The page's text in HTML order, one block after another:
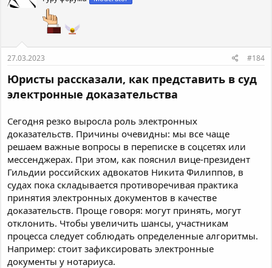
27.03.2023 #184
Юристы рассказали, как представить в суд
электронные доказательства
Сегодня резко выросла роль электронных
доказательств. Причины очевидны: мы все чаще
решаем важные вопросы в переписке в соцсетях или
мессенджерах. При этом, как пояснил вице-президент
Гильдии российских адвокатов Никита Филиппов, в
судах пока складывается противоречивая практика
принятия электронных документов в качестве
доказательств. Проще говоря: могут принять, могут
отклонить. Чтобы увеличить шансы, участникам
процесса следует соблюдать определенные алгоритмы.
Например: стоит зафиксировать электронные
документы у нотариуса.